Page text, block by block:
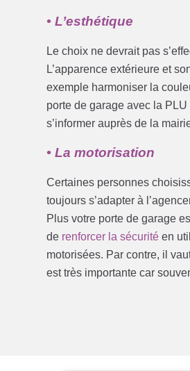
• L’esthétique
Le choix ne devrait pas
L’apparence extérieure et
exemple harmoniser la
porte de garage avec la
s’informer auprès de la
• La motorisation
Certaines personnes
toujours s’adapter à
Plus votre porte de garage
de renforcer la sécurité en
motorisées. Par contre, il
est très importante car